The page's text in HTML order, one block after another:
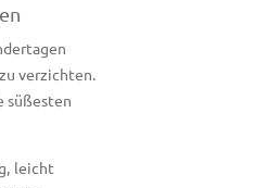
verzichten.
süßesten
leicht